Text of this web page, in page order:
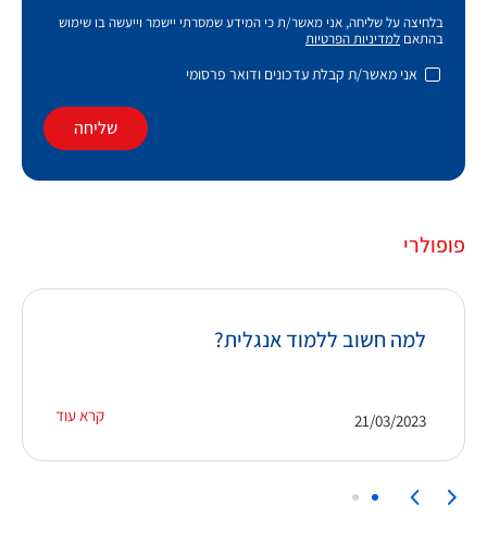
בלחיצה על שליחה, אני מאשר/ת כי המידע שמסרתי יישמר וייעשה בו שימוש
בהתאם למדיניות הפרטיות
אני מאשר/ת קבלת עדכונים ודואר פרסומי
שליחה
פופולרי
למה חשוב ללמוד אנגלית?
קרא עוד 21/03/2023